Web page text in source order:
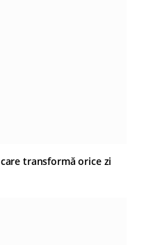
transformă orice zi